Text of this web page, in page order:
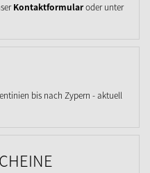
Kontaktformularoder unter
bis nach Zypern - aktuell